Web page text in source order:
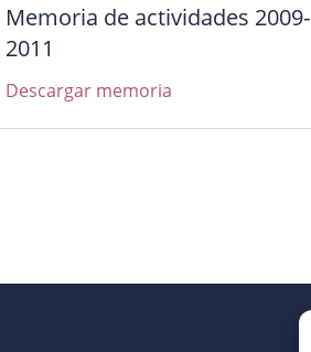
Memoria de actividades 2009-
2011
Descargar memoria